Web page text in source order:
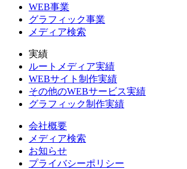
WEB事業
グラフィック事業
メディア検索
実績
ルートメディア実績
WEBサイト制作実績
その他のWEBサービス実績
グラフィック制作実績
会社概要
メディア検索
お知らせ
プライバシーポリシー